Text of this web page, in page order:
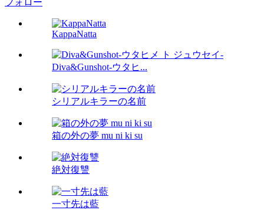
フォロー
KappaNatta
Diva&Gunshot-ウタヒ...
シリアルキラーの名前
箱の外の夢 mu ni ki su
絶対復讐
一寸先は藍